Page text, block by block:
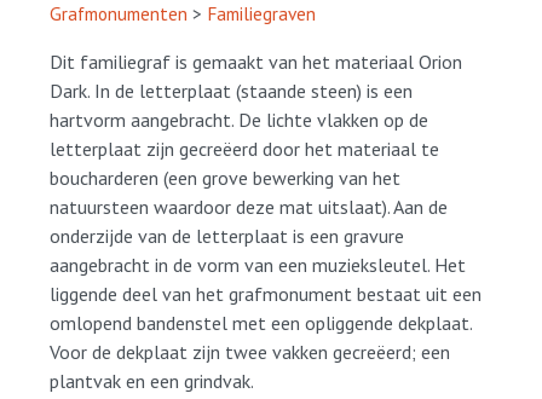
Grafmonumenten > Familiegraven
Dit familiegraf is gemaakt van het materiaal Orion
Dark. In de letterplaat (staande steen) is een
hartvorm aangebracht. De lichte vlakken op de
letterplaat zijn gecreëerd door het materiaal te
boucharderen (een grove bewerking van het
natuursteen waardoor deze mat uitslaat). Aan de
onderzijde van de letterplaat is een gravure
aangebracht in de vorm van een muzieksleutel. Het
liggende deel van het grafmonument bestaat uit een
omlopend bandenstel met een opliggende dekplaat.
Voor de dekplaat zijn twee vakken gecreëerd; een
plantvak en een grindvak.